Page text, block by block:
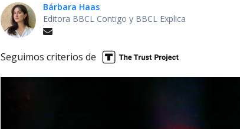
Bárbara Haas
Editora BBCL Contigo y BBCL Explica
Seguimos criterios de